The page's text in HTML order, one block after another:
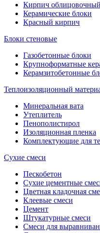
Кирпич облицовочный
Керамические блоки
Красный кирпич
Блоки стеновые
Газобетонные блоки
Крупноформатные
Керамзитобетонные
Теплоизоляционный
Минеральная вата
Утеплитель
Пенополистирол
Изоляционная пленка
Комплектующие для
Сухие смеси
Пескобетон
Сухие цементные
Цветная кладочная
Клеевые смеси
Цемент
Штукатурные смеси
Смеси для